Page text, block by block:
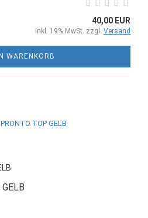
40,00 EUR
inkl. 19% MwSt. zzgl. Versand
WARENKORB